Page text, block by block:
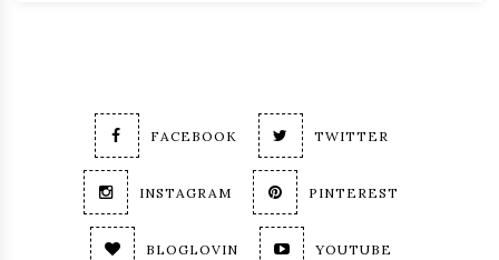
FACEBOOK TWITTER
INSTAGRAM PINTEREST
BLOGLOVIN YOUTUBE